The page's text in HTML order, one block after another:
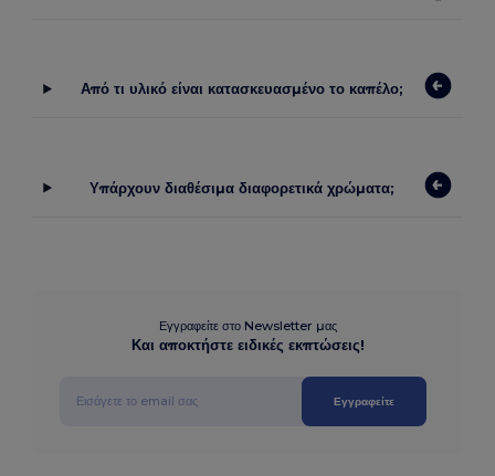
Από τι υλικό είναι κατασκευασμένο το καπέλο;
Υπάρχουν διαθέσιμα διαφορετικά χρώματα;
Εγγραφείτε στο Newsletter μας
Και αποκτήστε ειδικές εκπτώσεις!
Εγγραφείτε